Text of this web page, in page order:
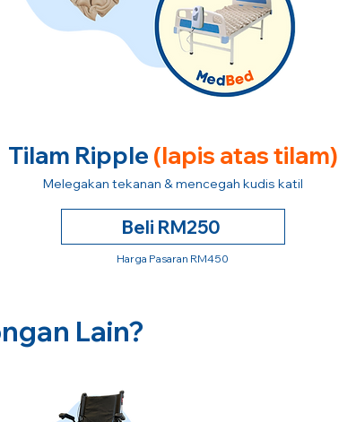
Tilam Ripple (lapis atas tilam)
Melegakan tekanan & mencegah kudis katil
Beli RM250
Harga Pasaran RM450
Lain?